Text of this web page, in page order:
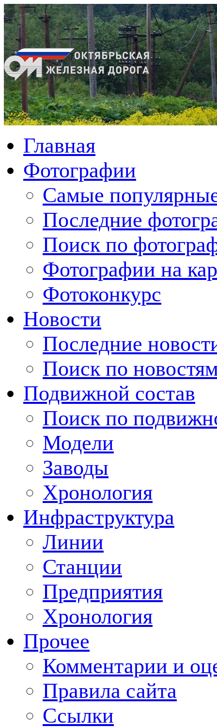
Главная
Фотографии
Cамые
Последние
Поиск по
Фотографии на
Фотоконкурс
Новости
Последние
Поиск по
Подвижной состав
Поиск по
Модели
Заводы
Хронология
Инфраструктура
Линии
Станции
Предприятия
Хронология
Прочее
Комментарии и
Правила сайта
Ссылки